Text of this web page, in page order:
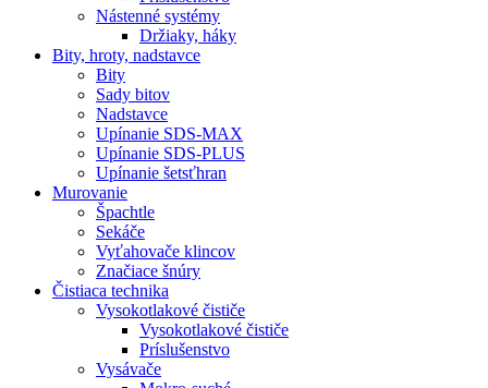
Nástenné systémy
Držiaky, háky
Bity, hroty, nadstavce
Bity
Sady bitov
Nadstavce
Upínanie SDS-MAX
Upínanie SDS-PLUS
Upínanie šetsťhran
Murovanie
Špachtle
Sekáče
Vyťahovače klincov
Značiace šnúry
Čistiaca technika
Vysokotlakové čističe
Vysokotlakové čističe
Príslušenstvo
Vysávače